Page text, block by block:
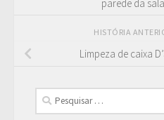
parede da sala.
HISTÓRIA
Limpeza de caixa
Pesquisar
por: